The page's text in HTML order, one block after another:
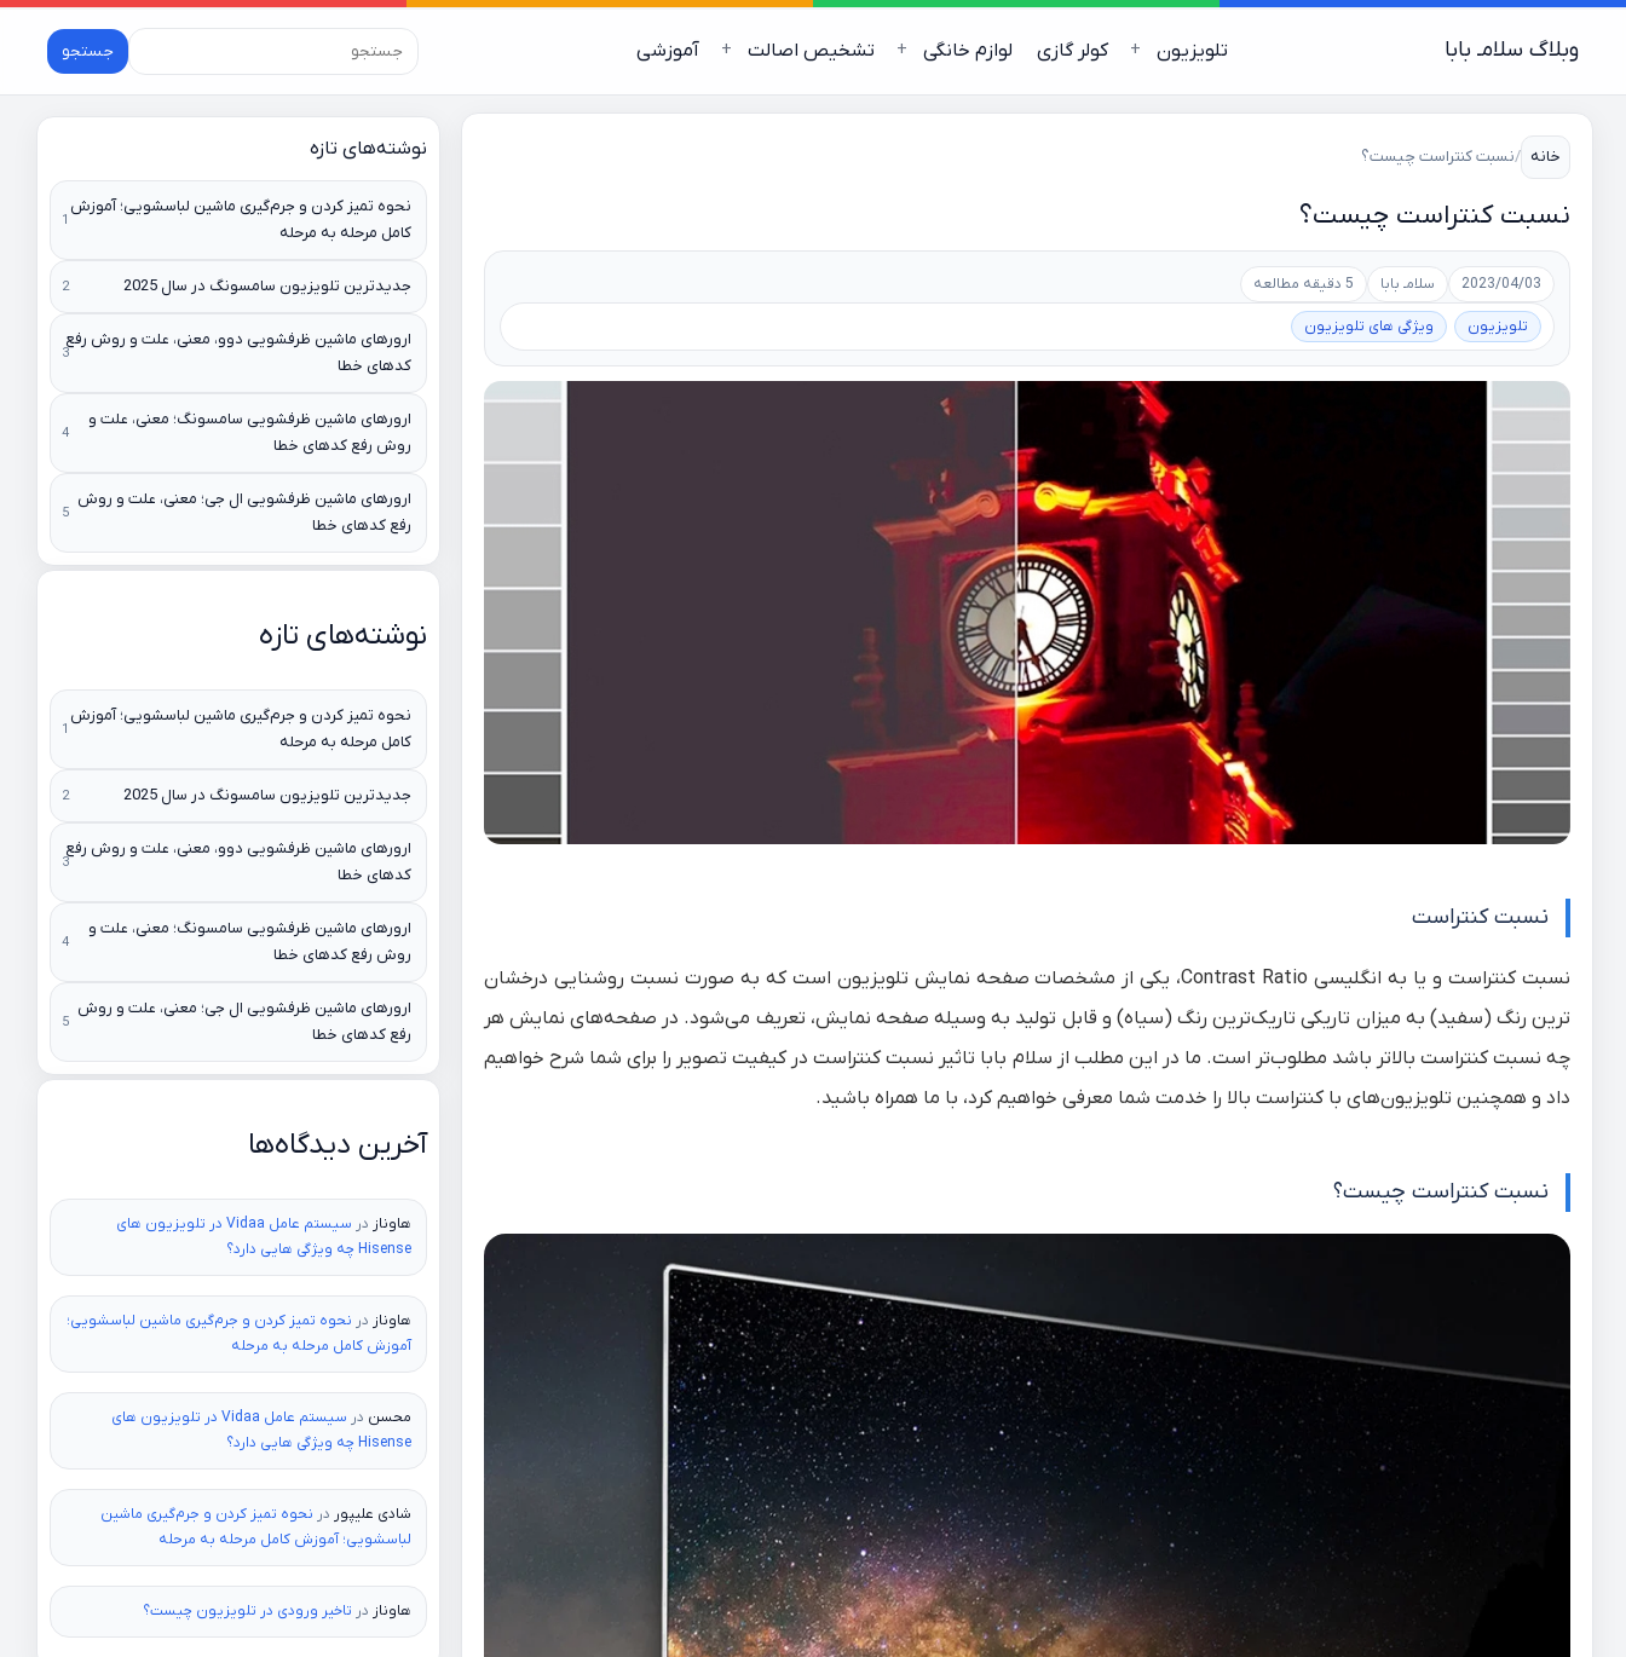
وبلاگ سلامـ بابا تلویزیون کولر گازی لوازم خانگی تشخیص اصالت آموزشی جستجو
خانه /نسبت کنتراست چیست؟
نسبت کنتراست چیست؟
2023/04/03 سلامـ بابا 5 دقیقه مطالعه
تلویزیون ویژگی های تلویزیون
نسبت کنتراست
نسبت کنتراستو یا به انگلیسی Contrast Ratio، یکی از مشخصات صفحه نمایش تلویزیون است که به صورت نسبت روشنایی درخشان
ترین رنگ (سفید) به میزان تاریکی تاریک‌ترین رنگ (سیاه) و قابل تولید به وسیله صفحه نمایش، تعریف می‌شود. در صفحه‌های نمایش هر
چه نسبت کنتراستبالاتر باشد مطلوب‌تر است. ما در این مطلب از سلام‌ بابا تاثیر نسبت کنتراست در کیفیت تصویر را برای شما شرح خواهیم
داد و همچنین تلویزیون‌های با کنتراست بالا را خدمت شما معرفی خواهیم کرد، با ما همراه باشید.
نسبت کنتراست چیست؟
نوشته‌های تازه
نحوه تمیز کردن و جرم‌گیری ماشین لباسشویی؛ آموزش
کامل مرحله به مرحله
جدیدترین تلویزیون سامسونگ در سال 2025
ارورهای ماشین ظرفشویی دوو، معنی، علت و روش رفع
کدهای خطا
ارورهای ماشین ظرفشویی سامسونگ؛ معنی، علت و
روش رفع کدهای خطا
ارورهای ماشین ظرفشویی ال جی؛ معنی، علت و روش
رفع کدهای خطا
نوشته‌های تازه
نحوه تمیز کردن و جرم‌گیری ماشین لباسشویی؛ آموزش
کامل مرحله به مرحله
جدیدترین تلویزیون سامسونگ در سال 2025
ارورهای ماشین ظرفشویی دوو، معنی، علت و روش رفع
کدهای خطا
ارورهای ماشین ظرفشویی سامسونگ؛ معنی، علت و
روش رفع کدهای خطا
ارورهای ماشین ظرفشویی ال جی؛ معنی، علت و روش
رفع کدهای خطا
آخرین دیدگاه‌ها
هاوناز در
سیستم عامل Vidaa در تلویزیون های
Hisense چه ویژگی هایی دارد؟
هاوناز در نحوه تمیز کردن و جرم‌گیری ماشین لباسشویی؛
آموزش کامل مرحله به مرحله
محسن در
سیستم عامل Vidaa در تلویزیون های
Hisense چه ویژگی هایی دارد؟
شادی علیپور در نحوه تمیز کردن و جرم‌گیری ماشین
لباسشویی؛ آموزش کامل مرحله به مرحله
هاوناز در تاخیر ورودی در تلویزیون چیست؟